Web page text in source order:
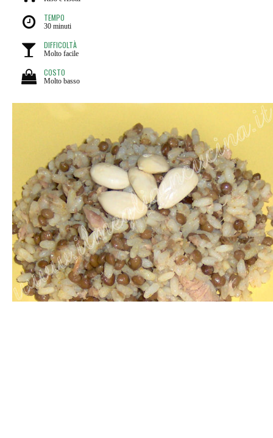
TEMPO
30 minuti
DIFFICOLTÀ
Molto facile
COSTO
Molto basso